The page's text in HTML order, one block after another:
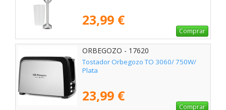
23,99 €
Comprar
ORBEGOZO - 17620
Tostador Orbegozo TO 3060/ 750W/
Plata
23,99 €
Comprar